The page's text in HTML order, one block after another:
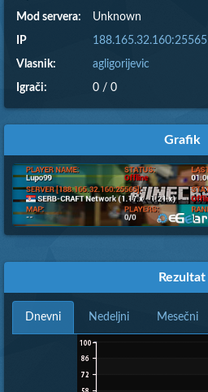
Mod servera: Unknown
IP 188.165.32.160:25565
Vlasnik: agligorijevic
Igrači: 0 / 0
Grafik
Rezultat
Dnevni Nedeljni Mesečni